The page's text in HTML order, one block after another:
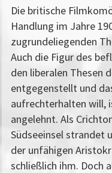
Die britische
Handlung im Jahre
zugrundeliegenden
Auch die Figur des
den liberalen Thesen
entgegenstellt und
aufrechterhalten will,
angelehnt. Als
Südseeinsel strandet
der unfähigen
schließlich ihm. Doch